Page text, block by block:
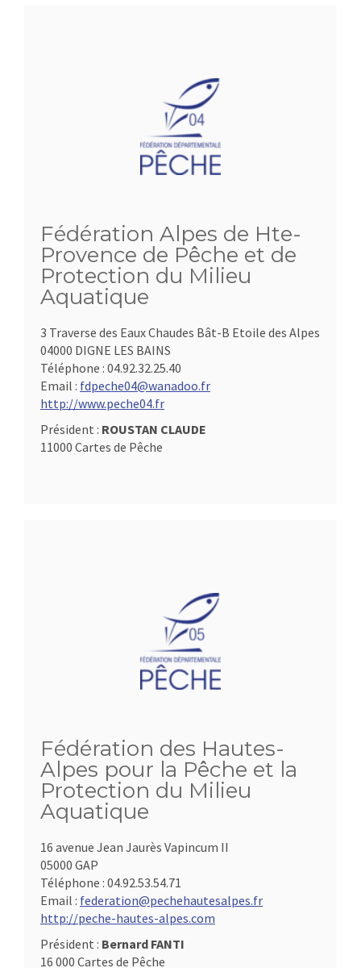
Fédération Alpes de Hte-
Provence de Pêche et de
Protection du Milieu
Aquatique
3 Traverse des Eaux Chaudes Bât-B Etoile des Alpes
04000 DIGNE LES BAINS
Téléphone : 04.92.32.25.40
Email : fdpeche04@wanadoo.fr
http://www.peche04.fr
Président : ROUSTAN CLAUDE
11000 Cartes de Pêche
Fédération des Hautes-
Alpes pour la Pêche et la
Protection du Milieu
Aquatique
16 avenue Jean Jaurès Vapincum II
05000 GAP
Téléphone : 04.92.53.54.71
Email : federation@pechehautesalpes.fr
http://peche-hautes-alpes.com
Président : Bernard FANTI
16 000 Cartes de Pêche